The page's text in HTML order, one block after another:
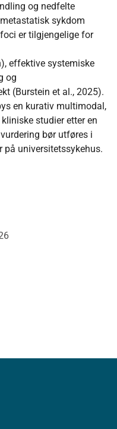
og nedfelte
sykdom
er tilgjengelige for
effektive systemiske
og
(Burstein et al., 2025).
en kurativ multimodal,
studier etter en
bør utføres i
universitetssykehus.